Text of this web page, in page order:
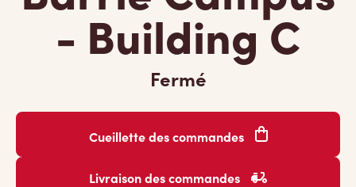
- Building C
Fermé
Cueillette des commandes
Livraison des commandes